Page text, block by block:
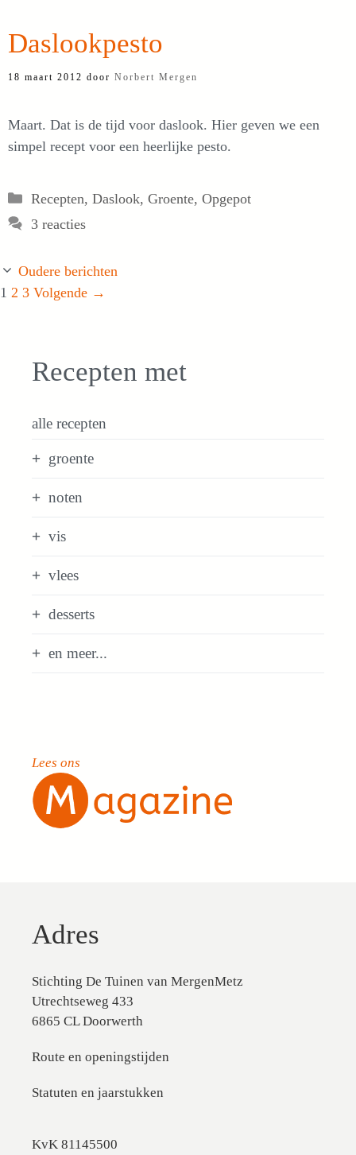
Daslookpesto
18 maart 2012 door Norbert Mergen
Maart. Dat is de tijd voor daslook. Hier geven we een
simpel recept voor een heerlijke pesto.
Categorieën
Recepten, Daslook, Groente, Opgepot
3 reacties
Oudere berichten
Pagina
1 Pagina
2 Pagina
3 Volgende →
Recepten met
alle recepten
groente
noten
vis
vlees
desserts
en meer...
Lees ons
Adres
Stichting De Tuinen van MergenMetz
Utrechtseweg 433
6865 CL Doorwerth
Route en openingstijden
Statuten en jaarstukken
KvK 81145500